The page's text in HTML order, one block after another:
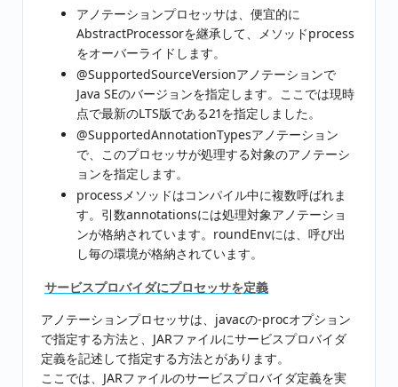
アノテーションプロセッサは、便宜的に
AbstractProcessorを継承して、メソッドprocess
をオーバーライドします。
@SupportedSourceVersionアノテーションで
Java SEのバージョンを指定します。ここでは現時
点で最新のLTS版である21を指定しました。
@SupportedAnnotationTypesアノテーション
で、このプロセッサが処理する対象のアノテーシ
ョンを指定します。
processメソッドはコンパイル中に複数呼ばれま
す。引数annotationsには処理対象アノテーショ
ンが格納されています。roundEnvには、呼び出
し毎の環境が格納されています。
サービスプロバイダにプロセッサを定義
アノテーションプロセッサは、javacの-procオプション
で指定する方法と、JARファイルにサービスプロバイダ
定義を記述して指定する方法とがあります。
ここでは、JARファイルのサービスプロバイダ定義を実